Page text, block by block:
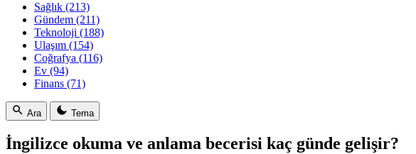
Sağlık (213)
Gündem (211)
Teknoloji (188)
Ulaşım (154)
Coğrafya (116)
Ev (94)
Finans (71)
Ara Tema
İngilizce okuma ve anlama becerisi kaç günde gelişir?